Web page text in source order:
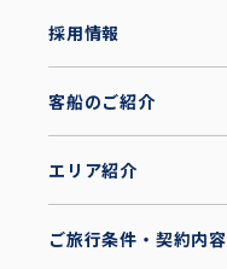
採用情報
客船のご紹介
エリア紹介
ご旅行条件・契約内容